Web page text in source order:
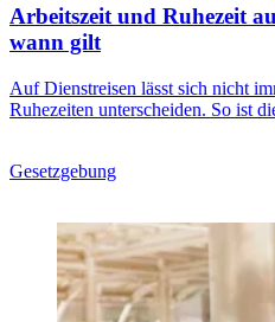
Arbeitszeit und Ruhezeit
wann gilt
Auf Dienstreisen lässt sich nicht
Ruhezeiten unterscheiden. So ist
Gesetzgebung